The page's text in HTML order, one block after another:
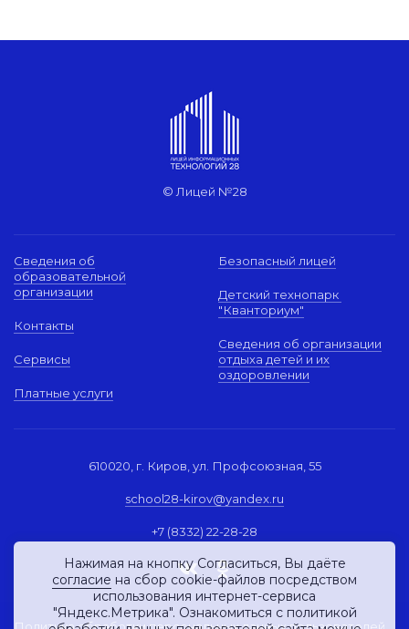
© Лицей №28
Сведения об
образовательной
организации
Контакты
Сервисы
Платные услуги
Безопасный лицей
Детский технопарк
"Кванториум"
Сведения об организации
отдыха детей и их
оздоровлении
610020, г. Киров, ул. Профсоюзная, 55
school28-kirov@yandex.ru
+7 (8332) 22-28-28
Нажимая на кнопку Согласиться, Вы даёте
согласие на сбор cookie-файлов посредством
использования интернет-сервиса
"Яндекс.Метрика". Ознакомиться с политикой